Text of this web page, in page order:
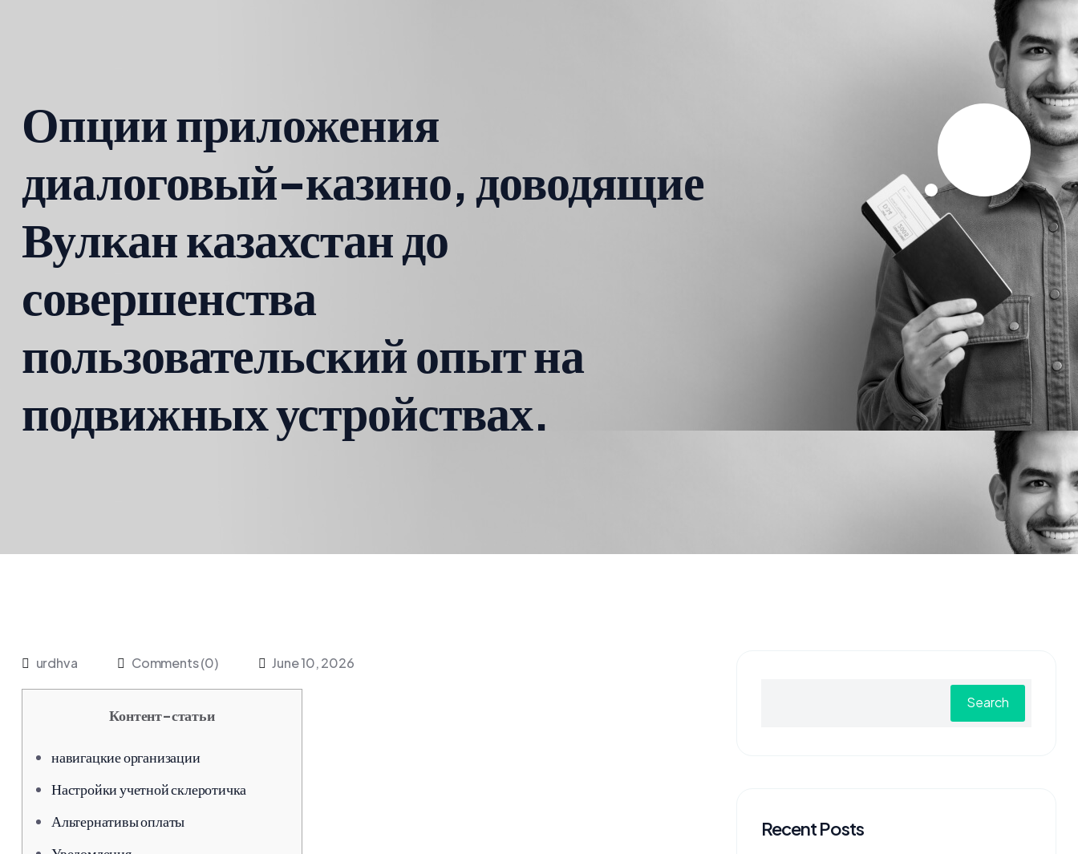
Опции приложения
диалоговый-казино, доводящие
Вулкан казахстан до
совершенства
пользовательский опыт на
подвижных устройствах.
urdhva Comments (0) June 10, 2026
Контент-статьи
навигацкие организации
Настройки учетной склеротичка
Альтернативы оплаты
Search
Recent Posts